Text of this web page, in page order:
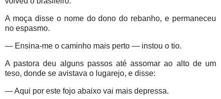
A moça disse o nome do dono do rebanho, e permaneceu
no espasmo.
— Ensina-me o caminho mais perto — instou o tio.
A pastora deu alguns passos até assomar ao alto de um
teso, donde se avistava o lugarejo, e disse:
— Aqui por este fojo abaixo vai mais depressa.